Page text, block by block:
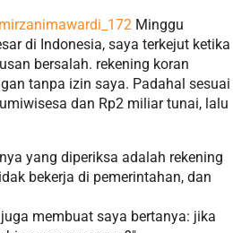
Minggu
di Indonesia, saya terkejut ketika
bersalah. rekening koran
tanpa izin saya. Padahal sesuai
dan Rp2 miliar tunai, lalu
yang diperiksa adalah rekening
bekerja di pemerintahan, dan
membuat saya bertanya: jika